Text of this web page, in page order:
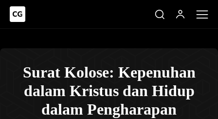
Surat Kolose: Kepenuhan
dalam Kristus dan Hidup
dalam Pengharapan